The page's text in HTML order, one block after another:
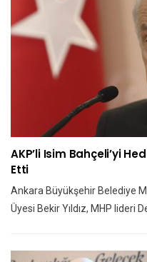
AKP’li Isim Bahçeli’yi
Etti
Ankara Büyükşehir Belediye
Üyesi Bekir Yıldız, MHP lideri